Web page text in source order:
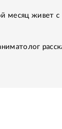
месяц живет с